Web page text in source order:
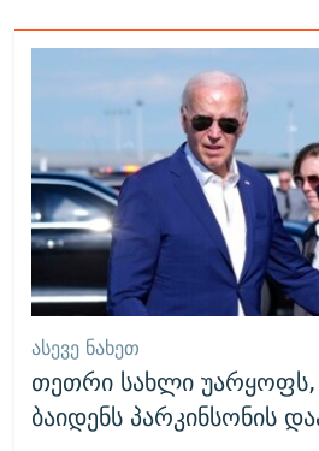
ᲐᲡᲔᲕᲔ ᲜᲐᲮᲔᲗ
თეთრი სახლი
ბაიდენს პარკინსონის